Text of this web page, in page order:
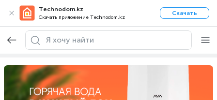
Technodom.kz
Скачать приложение Technodom.kz
Скачать